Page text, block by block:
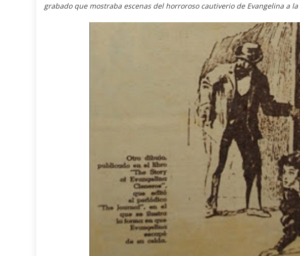
grabado que mostraba escenas del horroroso cautiverio de Evangelina a la